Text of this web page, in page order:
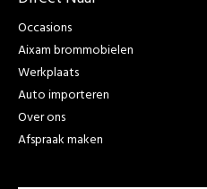
Occasions
Aixam brommobielen
Werkplaats
Auto importeren
Over ons
Afspraak maken